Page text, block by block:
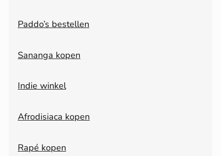
Paddo’s bestellen
Sananga kopen
Indie winkel
Afrodisiaca kopen
Rapé kopen